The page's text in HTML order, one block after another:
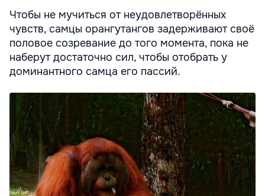
Чтобы не мучиться от неудовлетворённых
чувств, самцы орангутангов задерживают своё
половое созревание до того момента, пока не
наберут достаточно сил, чтобы отобрать у
доминантного самца его пассий.